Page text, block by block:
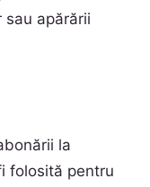
sau apărării
la
folosită pentru